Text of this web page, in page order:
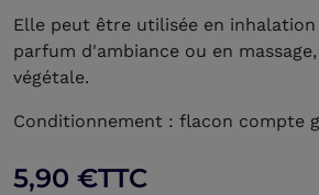
Elle peut être utilisée en inhalation
parfum d'ambiance ou en
végétale.
Conditionnement : flacon compte
5,90 €TTC